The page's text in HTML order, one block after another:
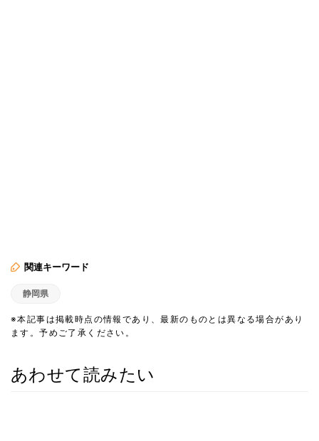
関連キーワード
静岡県
※本記事は掲載時点の情報であり、最新のものとは異なる場合があり
ます。予めご了承ください。
あわせて読みたい